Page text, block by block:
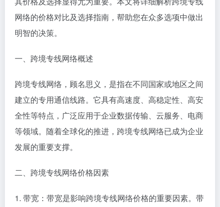
网络的价格对比及选择指南，帮助您在众多选项中做出
明智的决策。
一、跨境专线网络概述
跨境专线网络，顾名思义，是指在不同国家或地区之间
建立的专用通信线路。它具有高速度、高稳定性、高安
全性等特点，广泛应用于企业数据传输、云服务、电商
等领域。随着全球化的推进，跨境专线网络已成为企业
发展的重要支撑。
二、跨境专线网络价格因素
1. 带宽：带宽是影响跨境专线网络价格的重要因素。带